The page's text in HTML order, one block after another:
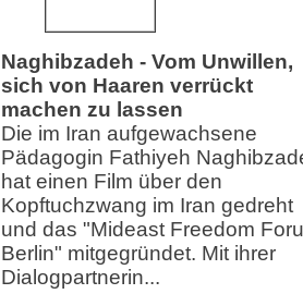
Naghibzadeh - Vom Unwillen,
sich von Haaren verrückt
machen zu lassen
Die im Iran aufgewachsene
Pädagogin Fathiyeh
hat einen Film über den
Kopftuchzwang im Iran gedreht
und das "Mideast Freedom
Berlin" mitgegründet. Mit ihrer
Dialogpartnerin...